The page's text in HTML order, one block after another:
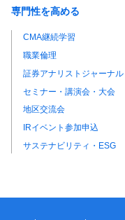
専門性を高める
CMA継続学習
職業倫理
証券アナリストジャーナル
セミナー・講演会・大会
地区交流会
IRイベント参加申込
サステナビリティ・ESG